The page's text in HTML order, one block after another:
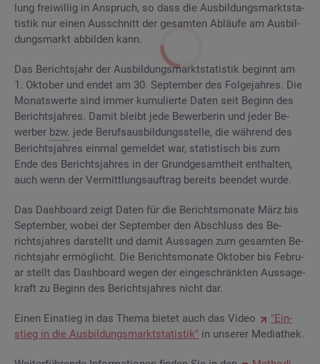
lung frei­wil­lig in An­spruch, so dass die Aus­bil­dungs­markt­sta­
tis­tik nur einen Aus­schnitt der ge­sam­ten Ab­läu­fe am Aus­bil­
dungs­markt ab­bil­den kann.
Das Be­richts­jahr der Aus­bil­dungs­markt­sta­tis­tik be­ginnt am
1. Ok­to­ber und endet am 30. Sep­tem­ber des Fol­ge­jah­res. Die
Mo­nats­wer­te sind immer ku­mu­lier­te Daten seit Be­ginn des
Be­richts­jah­res. Damit bleibt jede Be­wer­be­rin und jeder Be­
wer­ber bzw. jede Be­rufs­aus­bil­dungs­stel­le, die wäh­rend des
Be­richts­jah­res ein­mal ge­mel­det war, sta­tis­tisch bis zum
Ende des Be­richts­jah­res in der Grund­ge­samt­heit ent­hal­ten,
auch wenn der Ver­mitt­lungs­auf­trag be­reits be­en­det wurde.
Das Da­sh­board zeigt Daten für die Be­richts­mo­na­te März bis
Sep­tem­ber, wobei der Sep­tem­ber den Ab­schluss des Be­
richts­jah­res dar­stellt und damit Aus­sa­gen zum ge­sam­ten Be­
richts­jahr er­mög­licht. Die Be­richts­mo­na­te Ok­to­ber bis Fe­bru­
ar stellt das Da­sh­board wegen der ein­ge­schränk­ten Aus­sa­ge­
kraft zu Be­ginn des Be­richts­jah­res nicht dar.
Einen Ein­stieg in das Thema bie­tet auch das Video
"Ein­
stieg in die Aus­bil­dungs­markt­sta­tis­tik" in un­se­rer Me­dia­thek.